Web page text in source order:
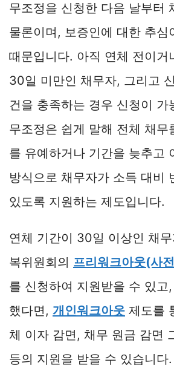
무조정을 신청한 다음 날부터
물론이며, 보증인에 대한 추심
때문입니다. 아직 연체 전이거
30일 미만인 채무자, 그리고
건을 충족하는 경우 신청이 가
무조정은 쉽게 말해 전체 채무
를 유예하거나 기간을 늦추고
방식으로 채무자가 소득 대비
있도록 지원하는 제도입니다.
연체 기간이 30일 이상인 채
복위원회의 프리워크아웃(사
를 신청하여 지원받을 수 있고
했다면, 개인워크아웃 제도를
체 이자 감면, 채무 원금 감면
등의 지원을 받을 수 있습니다.